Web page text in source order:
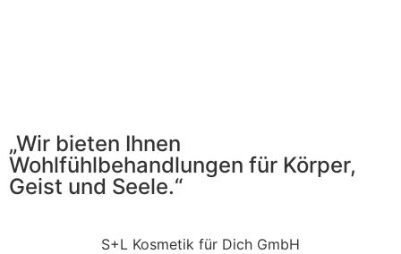
„Wir bieten Ihnen
Wohlfühlbehandlungen für Körper,
Geist und Seele.“
S+L Kosmetik für Dich GmbH